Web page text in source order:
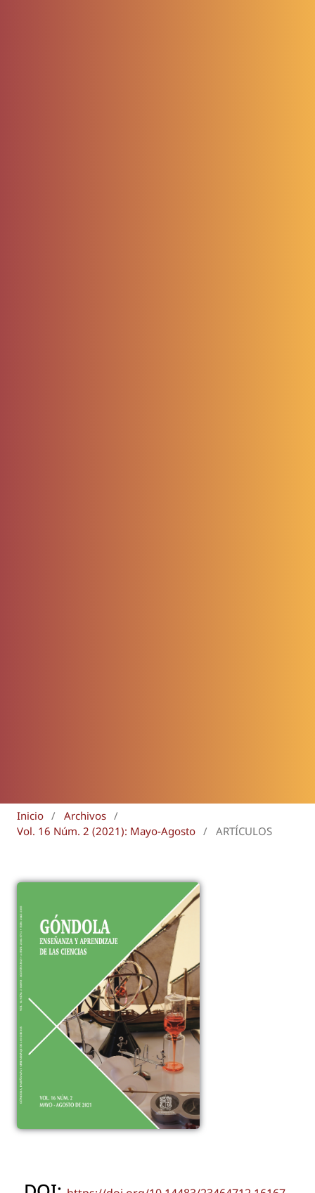
Inicio / Archivos /
Vol. 16 Núm. 2 (2021): Mayo-Agosto / ARTÍCULOS